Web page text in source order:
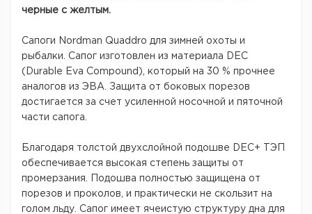
черные с желтым.
Сапоги Nordman Quaddro для зимней охоты и
рыбалки. Сапог изготовлен из материала DEC
(Durable Eva Compound), который на 30 % прочнее
аналогов из ЭВА. Защита от боковых порезов
достигается за счет усиленной носочной и пяточной
части сапога.
Благодаря толстой двухслойной подошве DEC+ ТЭП
обеспечивается высокая степень защиты от
промерзания. Подошва полностью защищена от
порезов и проколов, и практически не скользит на
голом льду. Сапог имеет ячеистую структуру дна для